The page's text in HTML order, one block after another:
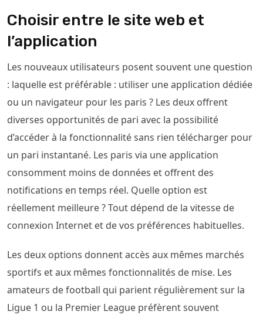
Choisir entre le site web et
l’application
Les nouveaux utilisateurs posent souvent une question
: laquelle est préférable : utiliser une application dédiée
ou un navigateur pour les paris ? Les deux offrent
diverses opportunités de pari avec la possibilité
d’accéder à la fonctionnalité sans rien télécharger pour
un pari instantané. Les paris via une application
consomment moins de données et offrent des
notifications en temps réel. Quelle option est
réellement meilleure ? Tout dépend de la vitesse de
connexion Internet et de vos préférences habituelles.
Les deux options donnent accès aux mêmes marchés
sportifs et aux mêmes fonctionnalités de mise. Les
amateurs de football qui parient régulièrement sur la
Ligue 1 ou la Premier League préfèrent souvent